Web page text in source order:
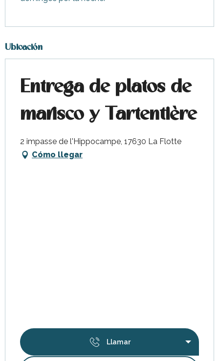
Ubicación
Entrega de platos de
marisco y Tartentière
2 impasse de l'Hippocampe, 17630 La Flotte
Cómo llegar
Llamar